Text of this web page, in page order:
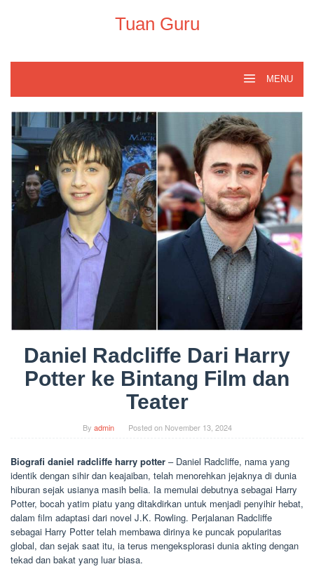
Tuan Guru
MENU
Daniel Radcliffe Dari Harry
Potter ke Bintang Film dan
Teater
By admin Posted on November 13, 2024
Biografi daniel radcliffe harry potter – Daniel Radcliffe, nama yang
identik dengan sihir dan keajaiban, telah menorehkan jejaknya di dunia
hiburan sejak usianya masih belia. Ia memulai debutnya sebagai Harry
Potter, bocah yatim piatu yang ditakdirkan untuk menjadi penyihir hebat,
dalam film adaptasi dari novel J.K. Rowling. Perjalanan Radcliffe
sebagai Harry Potter telah membawa dirinya ke puncak popularitas
global, dan sejak saat itu, ia terus mengeksplorasi dunia akting dengan
tekad dan bakat yang luar biasa.